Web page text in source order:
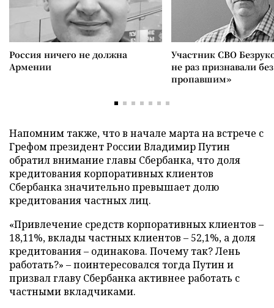
Россия ничего не должна
Армении
Участник СВО
не раз признавали
пропавшим»
Напомним также, что в начале марта на встрече с
Грефом президент России Владимир Путин
обратил внимание главы Сбербанка, что доля
кредитования корпоративных клиентов
Сбербанка значительно превышает долю
кредитования частных лиц.
«Привлечение средств корпоративных клиентов –
18,11%, вклады частных клиентов – 52,1%, а доля
кредитования – одинакова. Почему так? Лень
работать?» – поинтересовался тогда Путин и
призвал главу Сбербанка активнее работать с
частными вкладчиками.